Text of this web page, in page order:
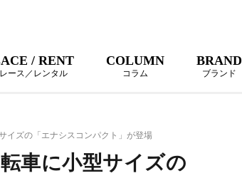
/ RENT
ース／レンタル
COLUMN
コラム
BRAND
ブランド
イズの「エナシスコンパクト」が登場
車に小型サイズの